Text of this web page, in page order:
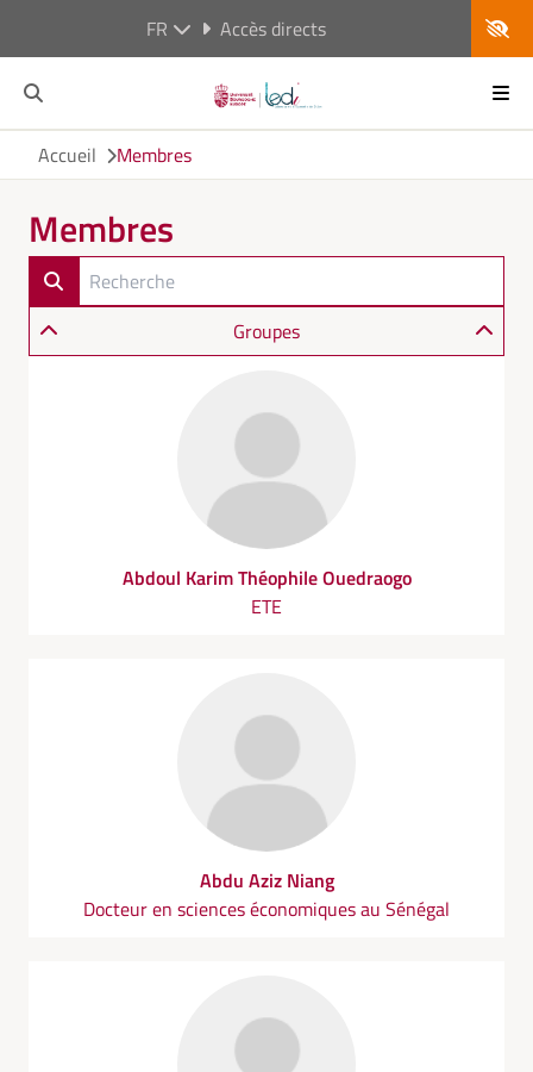
FR Accès directs
Accueil Membres
Membres
Groupes
Abdoul Karim Théophile Ouedraogo
ETE
Abdu Aziz Niang
Docteur en sciences économiques au Sénégal